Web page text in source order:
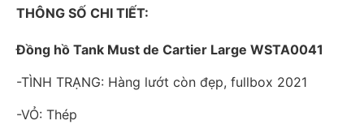
THÔNG SỐ CHI TIẾT:
Đồng hồ Tank Must de Cartier Large WSTA0041
-TÌNH TRẠNG: Hàng lướt còn đẹp, fullbox 2021
-VỎ: Thép